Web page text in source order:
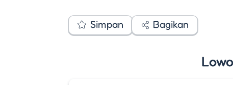
Simpan Bagikan